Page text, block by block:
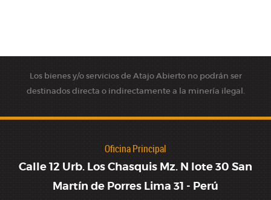
Los bienes y/o servicios de Atajo Abierto no podrán ser
destinados directa o indirectamente a la minería ilegal.
Oficina Principal
Calle 12 Urb. Los Chasquis Mz. N lote 30 San
Martín de Porres Lima 31 - Perú